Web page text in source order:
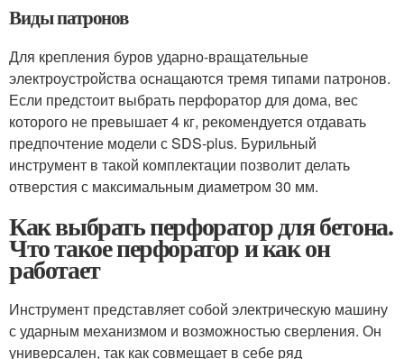
Виды патронов
Для крепления буров ударно-вращательные
электроустройства оснащаются тремя типами патронов.
Если предстоит выбрать перфоратор для дома, вес
которого не превышает 4 кг, рекомендуется отдавать
предпочтение модели с SDS-plus. Бурильный
инструмент в такой комплектации позволит делать
отверстия с максимальным диаметром 30 мм.
Как выбрать перфоратор для бетона.
Что такое перфоратор и как он
работает
Инструмент представляет собой электрическую машину
с ударным механизмом и возможностью сверления. Он
универсален, так как совмещает в себе ряд